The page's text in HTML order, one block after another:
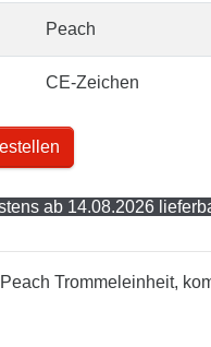
Peach
CE-Zeichen
ab 14.08.2026
Trommeleinheit,